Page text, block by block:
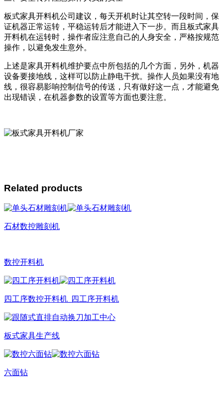
板式家具开料机公司建议，每天开机时让其空转一段时间，保
证机器正常运转，平稳运转后才能进入下一步。而且板式家具
开料机在运转时，操作者应注意自己的人身安全，严格按规范
操作，以避免发生意外。
上述是家具开料机维护要点中所包括的几个方面，另外，机器
设备要接地线，这样可以防止静电干扰。操作人员如果没有地
线，很容易影响控制信号的传送，只有做好这一点，才能避免
出现错误，在机器参数的设置等方面也要注意。
Related products
石材数控雕刻机
数控开料机
四工序数控开料机_四工序开料机
板式家具生产线
六面钻